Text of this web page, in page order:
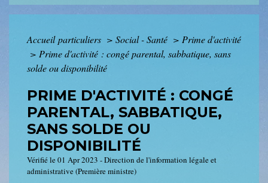
Accueil particuliers > Social - Santé > Prime d'activité
> Prime d'activité : congé parental, sabbatique, sans
solde ou disponibilité
PRIME D'ACTIVITÉ : CONGÉ
PARENTAL, SABBATIQUE,
SANS SOLDE OU
DISPONIBILITÉ
Vérifié le 01 Apr 2023 - Direction de l'information légale et
administrative (Première ministre)